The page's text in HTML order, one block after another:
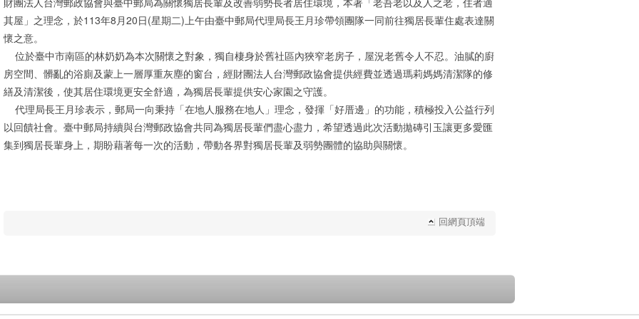
其屋」之理念，於113年8月20日(星期二)上午由臺中郵局代理局長王月珍帶領團隊一同前往獨居長輩住處表達關
懷之意。
位於臺中市南區的林奶奶為本次關懷之對象，獨自棲身於舊社區內狹窄老房子，屋況老舊令人不忍。油膩的廚
房空間、髒亂的浴廁及蒙上一層厚重灰塵的窗台，經財團法人台灣郵政協會提供經費並透過瑪莉媽媽清潔隊的修
繕及清潔後，使其居住環境更安全舒適，為獨居長輩提供安心家園之守護。
代理局長王月珍表示，郵局一向秉持「在地人服務在地人」理念，發揮「好厝邊」的功能，積極投入公益行列
以回饋社會。臺中郵局持續與台灣郵政協會共同為獨居長輩們盡心盡力，希望透過此次活動拋磚引玉讓更多愛匯
集到獨居長輩身上，期盼藉著每一次的活動，帶動各界對獨居長輩及弱勢團體的協助與關懷。
回網頁頂端